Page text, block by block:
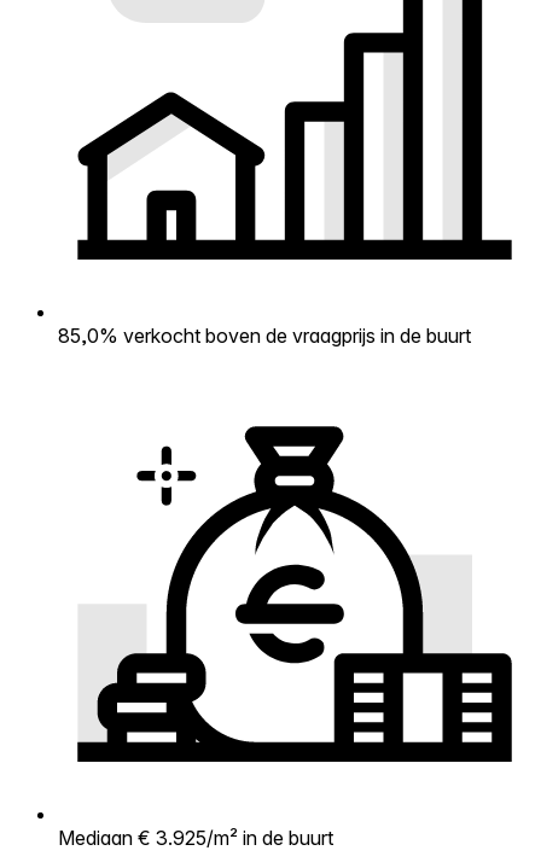
85,0% verkocht boven de vraagprijs in de buurt
Mediaan € 3.925/m² in de buurt